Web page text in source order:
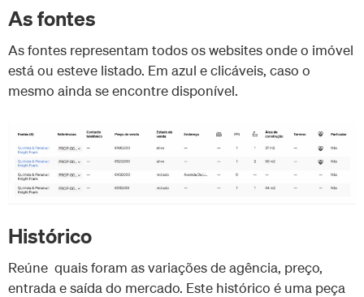
As fontes
As fontes representam todos os websites onde o imóvel
está ou esteve listado. Em azul e clicáveis, caso o
mesmo ainda se encontre disponível.
Histórico
Reúne quais foram as variações de agência, preço,
entrada e saída do mercado. Este histórico é uma peça